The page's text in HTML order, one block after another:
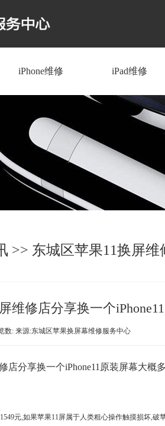
iPhone维修 iPad维修
>> 东城区苹果11换屏维
维修店分享换一个
数: 来源:东城区苹果换屏幕维修服务中心
店分享换一个iPhone11原装屏幕大概
元,如果苹果11屏属于人类粗心操作触摸损坏,